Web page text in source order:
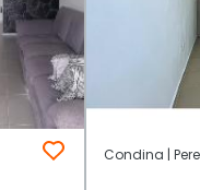
Condina |